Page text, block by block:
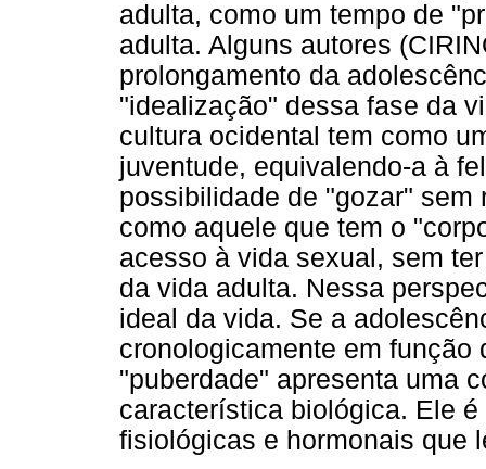
adulta, como um tempo de
adulta. Alguns autores
prolongamento da
"idealização" dessa fase da
cultura ocidental tem como
juventude, equivalendo-a à
possibilidade de "gozar"
como aquele que tem o
acesso à vida sexual, sem
da vida adulta. Nessa
ideal da vida. Se a
cronologicamente em
"puberdade" apresenta uma
característica biológica. Ele
fisiológicas e hormonais que